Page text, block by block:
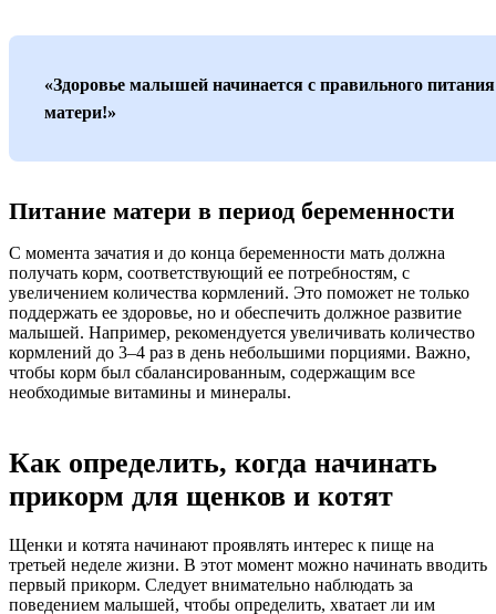
«Здоровье малышей начинается с правильного
матери!»
Питание матери в период беременности
С момента зачатия и до конца беременности мать должна
получать корм, соответствующий ее потребностям, с
увеличением количества кормлений. Это поможет не только
поддержать ее здоровье, но и обеспечить должное развитие
малышей. Например, рекомендуется увеличивать количество
кормлений до 3–4 раз в день небольшими порциями. Важно,
чтобы корм был сбалансированным, содержащим все
необходимые витамины и минералы.
Как определить, когда начинать
прикорм для щенков и котят
Щенки и котята начинают проявлять интерес к пище на
третьей неделе жизни. В этот момент можно начинать вводить
первый прикорм. Следует внимательно наблюдать за
поведением малышей, чтобы определить, хватает ли им